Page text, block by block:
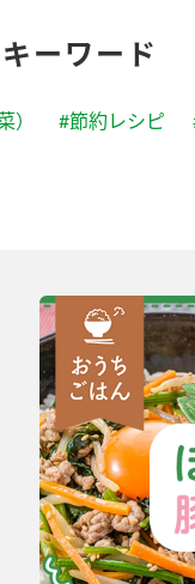
ーワード
） #節約レシピ